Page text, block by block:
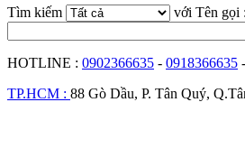
Tìm kiếm
với Tên gọi :
HOTLINE : 0902366635 - 0918366635 -
TP.HCM : 88 Gò Dầu, P. Tân Quý,